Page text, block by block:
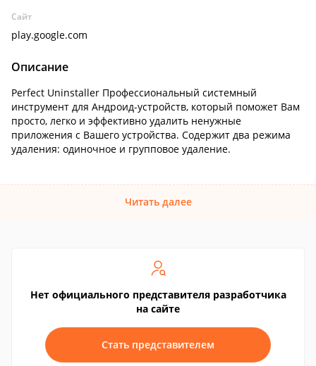
Сайт
play.google.com
Описание
Perfect Uninstaller Профессиональный системный
инструмент для Андроид-устройств, который поможет Вам
просто, легко и эффективно удалить ненужные
приложения с Вашего устройства. Содержит два режима
удаления: одиночное и групповое удаление.
Читать далее
Нет официального представителя разработчика
на сайте
Стать представителем